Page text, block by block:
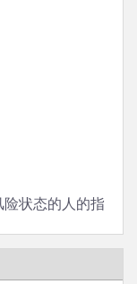
状态的人的指